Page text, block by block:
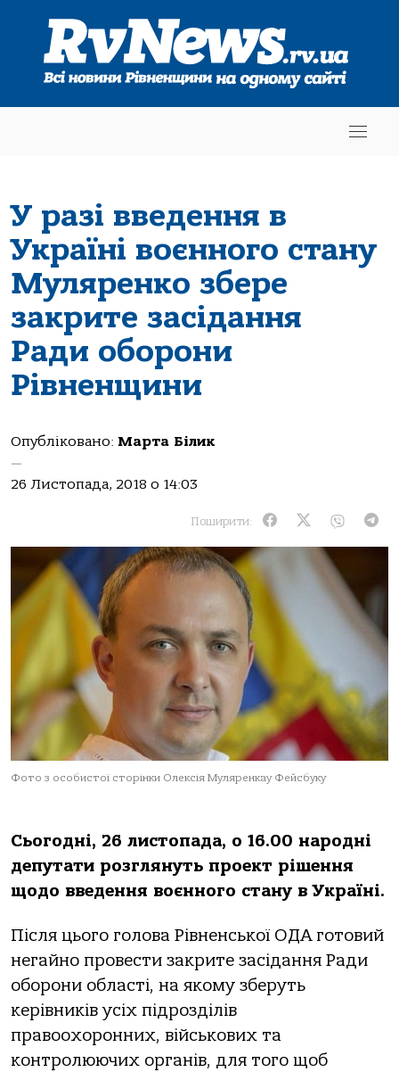
У разі введення в
Україні воєнного стану
Муляренко збере
закрите засідання
Ради оборони
Рівненщини
Опубліковано: Марта Білик
—
26 Листопада, 2018 о 14:03
Поширити:
Фото з особистої сторінки Олексія Муляренкау Фейсбуку
Сьогодні, 26 листопада, о 16.00 народні
депутати розглянуть проект рішення
щодо введення воєнного стану в Україні.
Після цього голова Рівненської ОДА готовий
негайно провести закрите засідання Ради
оборони області, на якому зберуть
керівників усіх підрозділів
правоохоронних, військових та
контролюючих органів, для того щоб